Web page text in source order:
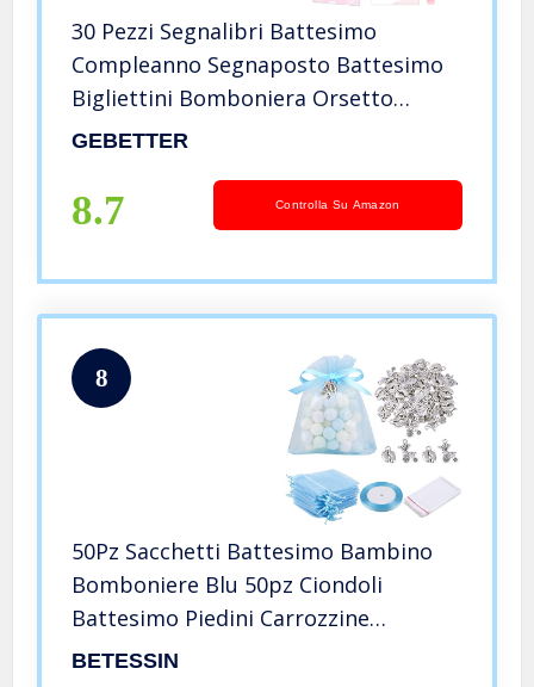
30 Pezzi Segnalibri Battesimo
Compleanno Segnaposto Battesimo
Bigliettini Bomboniera Orsetto
Bimba Bambina con Nastro per Vari
GEBETTER
8.7 Controlla Su Amazon
8
50Pz Sacchetti Battesimo Bambino
Bomboniere Blu 50pz Ciondoli
Battesimo Piedini Carrozzine
Portaconfetti 50pz Sacchetti Palstica
BETESSIN